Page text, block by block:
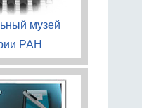
музей
РАН